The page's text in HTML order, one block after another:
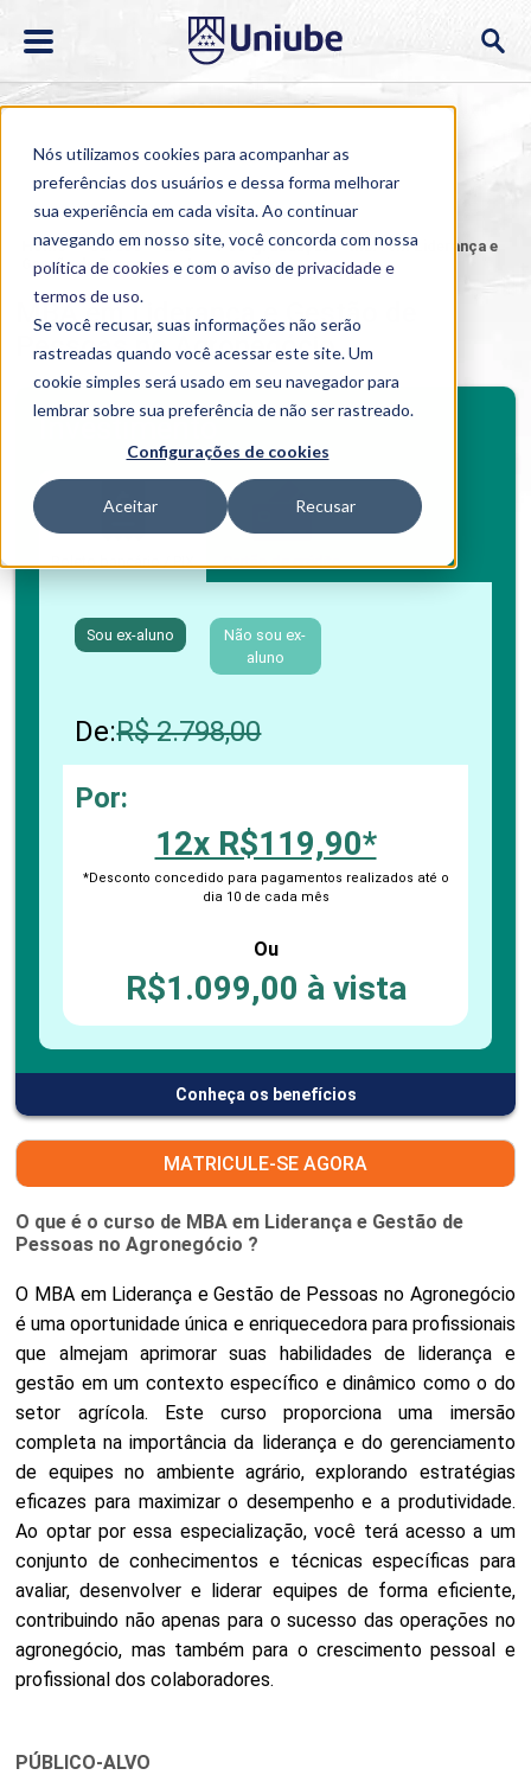
Nós utilizamos cookies para acompanhar as
preferências dos usuários e dessa forma melhorar
sua experiência em cada visita. Ao continuar
navegando em nosso site, você concorda com nossa
política de cookies e com o aviso deprivacidade e
termos de uso.
Se você recusar, suas informações não serão
rastreadas quando você acessar este site. Um
cookie simples será usado em seu navegador para
lembrar sobre sua preferência de não ser rastreado.
Configurações de cookies
Aceitar Recusar
Home > Cursos > EAD > Pós-graduação >MBA em Liderança e
Gestão de Pessoas no Agronegócio
MBA em Liderança e Gestão de
Pessoas no Agronegócio
Investimento
Boleto bancário / PIX Cartão de crédito
Sou ex-aluno
Não sou ex-
aluno
De:R$ 2.798,00
Por:
12x R$119,90*
*Desconto concedido para pagamentos realizados até o
dia 10 de cada mês
Ou
R$1.099,00 à vista
Conheça os benefícios
BENEFÍCIOS
Benefícios pós-graduação
MATRICULE-SE AGORA
O que é o curso de MBA em Liderança e Gestão de
Pessoas no Agronegócio ?
O MBA em Liderança e Gestão de Pessoas no Agronegócio
é uma oportunidade única e enriquecedora para profissionais
que almejam aprimorar suas habilidades de liderança e
gestão em um contexto específico e dinâmico como o do
setor agrícola. Este curso proporciona uma imersão
completa na importância da liderança e do gerenciamento
de equipes no ambiente agrário, explorando estratégias
eficazes para maximizar o desempenho e a produtividade.
Ao optar por essa especialização, você terá acesso a um
conjunto de conhecimentos e técnicas específicas para
avaliar, desenvolver e liderar equipes de forma eficiente,
contribuindo não apenas para o sucesso das operações no
agronegócio, mas também para o crescimento pessoal e
profissional dos colaboradores.
PÚBLICO-ALVO